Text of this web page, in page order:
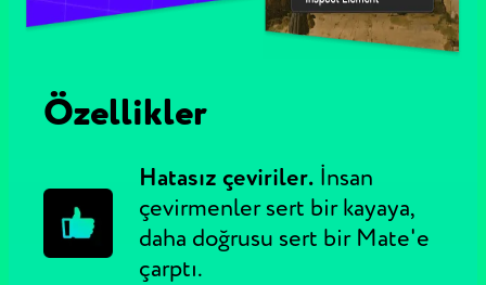
Özellikler
Hatasız çeviriler. İnsan
çevirmenler sert bir kayaya,
daha doğrusu sert bir Mate'e
çarptı.